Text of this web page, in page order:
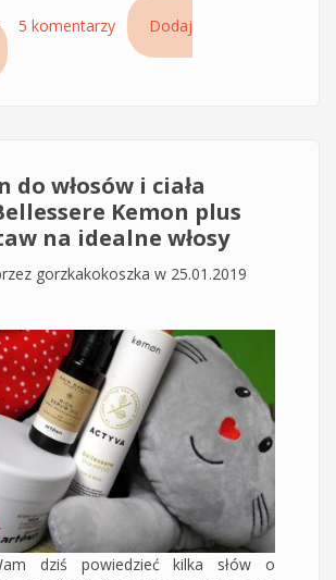
wpis Genialne ampułki przeciw wypadaniu
włosów Hair-Loss Cryo Montibello
5 komentarzy
Dodaj
do włosów i ciała
Kemon plus
na idealne włosy
gorzkakokoszka w 25.01.2019
dziś powiedzieć kilka słów o